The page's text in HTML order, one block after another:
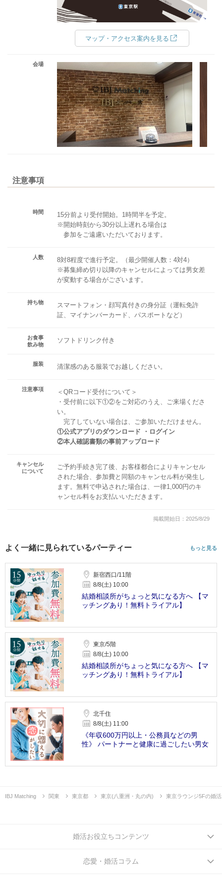
マップ・アクセス案内を見る
会場
注意事項
時間
15分前より受付開始。1時間半を予定。
※開始時刻から30分以上遅れる場合は
参加をご遠慮いただいております。
人数
8対8程度で進行予定。（最少開催人数：4対4）
※募集締め切り以降のキャンセルによっては男女差
が変動する場合がございます。
持ち物
スマートフォン・顔写真付きの身分証（運転免許
証、マイナンバーカード、パスポートなど）
お食事
飲み物
ソフトドリンク付き
服装 清潔感のある服装でお越しください。
注意事項
＜QRコード受付について＞
・受付前に以下①②をご対応のうえ、ご来場くださ
い。
完了していない場合は、ご参加いただけません。
①公式アプリのダウンロード ・ログイン
②本人確認書類の事前アップロード
キャンセル
について
ご予約手続き完了後、お客様都合によりキャンセル
された場合、参加費と同額のキャンセル料が発生し
ます。無料で申込された場合は、一律1,000円のキ
ャンセル料をお支払いいただきます。
掲載開始日：2025/8/29
よく一緒に見られているパーティー もっと見る
新宿西口/11階
8/8(土) 10:00
結婚相談所がちょっと気になる方へ 【マ
ッチングあり！無料トライアル】
東京/5階
8/8(土) 10:00
結婚相談所がちょっと気になる方へ 【マ
ッチングあり！無料トライアル】
北千住
8/8(土) 11:00
《年収600万円以上・公務員などの男
性》 パートナーと健康に過ごしたい男女
IBJ Matching 関東 東京都 東京(八重洲・丸の内) 東京ラウンジ5Fの婚
婚活お役立ちコンテンツ
恋愛・婚活コラム